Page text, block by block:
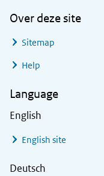
Over deze site
Sitemap
Help
Language
English
English site
Deutsch